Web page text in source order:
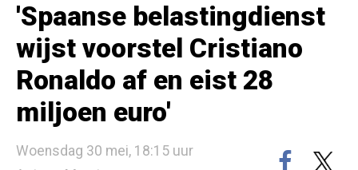
'Spaanse belastingdienst
wijst voorstel Cristiano
Ronaldo af en eist 28
miljoen euro'
Woensdag 30 mei, 18:15 uur